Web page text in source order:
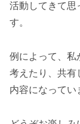
活動してきて思
す。
例によって、私
考えたり、共有
内容になってい